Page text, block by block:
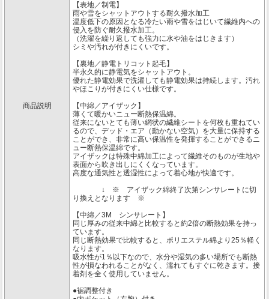
商品説明
【表地／制電】
雨や雪をシャットアウトする耐久撥水加工
温度低下の原因となる冷たい雨や雪をはじいて繊維内への
侵入を防ぐ耐久撥水加工。
（洗濯を繰り返しても強力に水や油をはじきます）
シミや汚れが付きにくいです。
【裏地／静電トリコット起毛】
半永久的に静電気をシャットアウト。
優れた静電効果で洗濯しても静電効果は持続します。汚れ
やほこりが付きにくい仕様です。
【中綿／アイザック】
薄くて暖かいニュー断熱保温綿。
従来にないとても薄い網状の繊維シートを何枚も重ねてい
るので、デッド・エア（動かない空気）を大量に保持する
ことができ、非常に高い保温性を発揮することができるニ
ュー断熱保温綿です。
アイザックは特殊中綿加工によって繊維そのものが生地や
表面から吹き出しにくくなっています。
高度な通気性と透湿性によって着心地が快適です。
↓ ※ アイザック綿終了次第シンサレートに切
り換えとなります ※
【中綿／3M シンサレート】
同じ厚みの従来中綿と比較すると約2倍の断熱効果を持っ
ています。
同じ断熱効果で比較すると、ポリエステル綿より25％軽く
なります。
吸水性が1％以下なので、水分や湿気の多い場所でも断熱
性が損なわれることがなく、濡れてもすぐに乾きます。接
着剤を全く使用していません。
●裾調整付き